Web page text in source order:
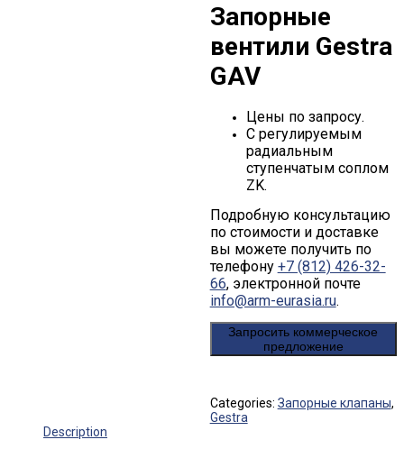
Запорные
вентили Gestra
GAV
Цены по запросу.
С регулируемым
радиальным
ступенчатым соплом
ZK.
Подробную консультацию
по стоимости и доставке
вы можете получить по
телефону +7 (812) 426-32-
66, электронной почте
info@arm-eurasia.ru.
Запросить коммерческое
предложение
Categories: Запорные клапаны,
Gestra
Description